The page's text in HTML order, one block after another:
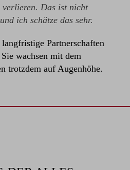
Das ist nicht
ich schätze das sehr.
Partnerschaften
wachsen mit dem
trotzdem auf Augenhöhe.